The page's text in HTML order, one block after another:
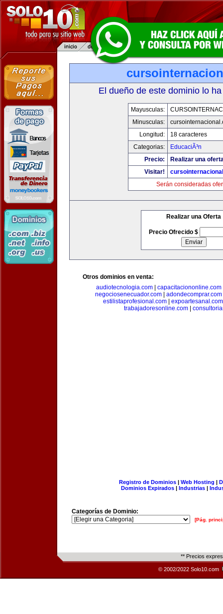
El dueño de este dominio lo
Mayusculas:
Minusculas:
Longitud:
18 caracteres
Categorias:
EducaciÃ³n
Precio:
Realizar una
Visitar!
Serán consideradas
Realizar una Oferta
Precio Ofrecido $
Otros dominios en venta:
audiotecnologia.com
capacitaciononline.com
negociosenecuador.com| adondecomprar.com
estilistaprofesional.com
expoartesanal.com
trabajadoresonline.com
Registro de Dominios| Web Hosting |
Dominios Expirados | Industrias |
Categorías de Dominio:
[Pág.
** Precios
© 2002/2022 Solo10.com